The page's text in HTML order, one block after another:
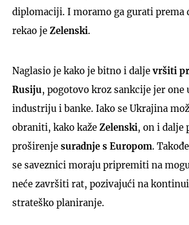
diplomaciji. I moramo ga gurati
rekao je Zelenski.
Naglasio je kako je bitno i daljevršiti
Rusiju, pogotovo kroz sankcije jer one
industriju i banke. Iako se Ukrajina
obraniti, kako kaže Zelenski, on i dalje
proširenje suradnje s Europom.
se saveznici moraju pripremiti na
neće završiti rat, pozivajući na
strateško planiranje.